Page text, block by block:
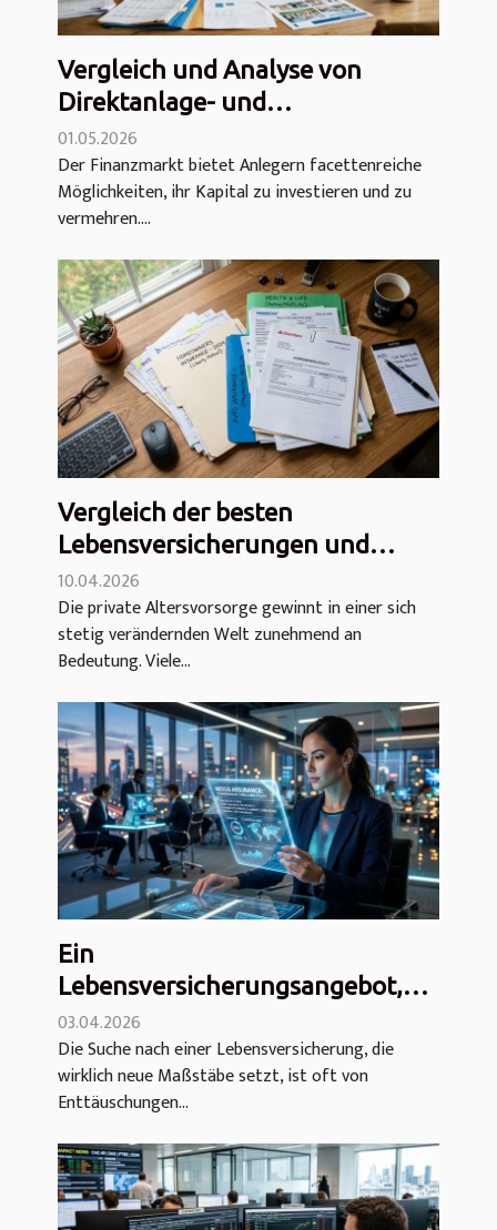
Vergleich und Analyse von
Direktanlage- und
Vermögensverwaltungsoptionen:
Kosten, Eurofonds,
Immobilieninvestments und
mehr
01.05.2026
Der Finanzmarkt bietet Anlegern facettenreiche
Möglichkeiten, ihr Kapital zu investieren und zu
vermehren....
Vergleich der besten
Lebensversicherungen und
privaten Rentenversicherungen
10.04.2026
Die private Altersvorsorge gewinnt in einer sich
stetig verändernden Welt zunehmend an
Bedeutung. Viele...
Ein
Lebensversicherungsangebot,
das den Markt revolutioniert –
mit minimalen Gebühren!
03.04.2026
Die Suche nach einer Lebensversicherung, die
wirklich neue Maßstäbe setzt, ist oft von
Enttäuschungen...